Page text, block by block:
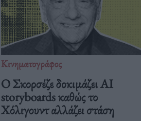
Κινηματογράφος
Ο Σκορσέζε δοκιμάζει AI
storyboards καθώς το
Χόλιγουντ αλλάζει στάση